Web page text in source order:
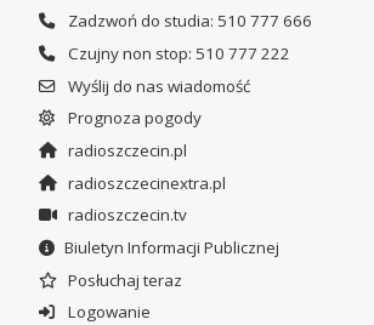
Zadzwoń do studia: 510 777 666
Czujny non stop: 510 777 222
Wyślij do nas wiadomość
Prognoza pogody
radioszczecin.pl
radioszczecinextra.pl
radioszczecin.tv
Biuletyn Informacji Publicznej
Posłuchaj teraz
Logowanie